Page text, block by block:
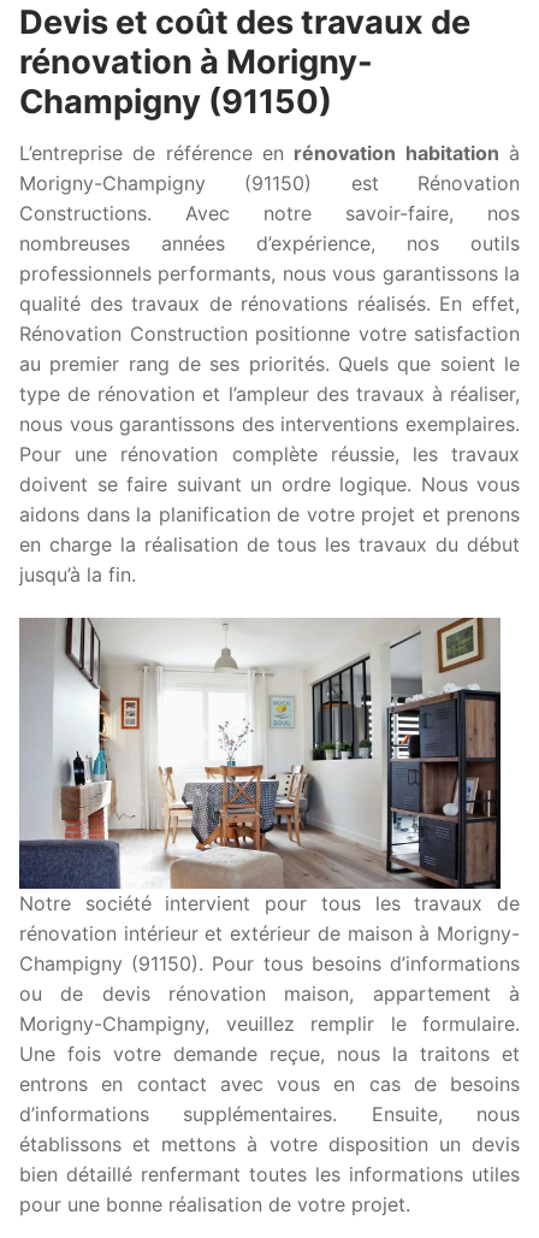
Devis et coût des travaux de
rénovation à Morigny-
Champigny (91150)
L’entreprise de référence en rénovation habitation à
Morigny-Champigny (91150) est Rénovation
Constructions. Avec notre savoir-faire, nos
nombreuses années d’expérience, nos outils
professionnels performants, nous vous garantissons la
qualité des travaux de rénovations réalisés. En effet,
Rénovation Construction positionne votre satisfaction
au premier rang de ses priorités. Quels que soient le
type de rénovation et l’ampleur des travaux à réaliser,
nous vous garantissons des interventions exemplaires.
Pour une rénovation complète réussie, les travaux
doivent se faire suivant un ordre logique. Nous vous
aidons dans la planification de votre projet et prenons
en charge la réalisation de tous les travaux du début
jusqu’à la fin.
Notre société intervient pour tous les travaux de
rénovation intérieur et extérieur de maison à Morigny-
Champigny (91150). Pour tous besoins d’informations
ou de devis rénovation maison, appartement à
Morigny-Champigny, veuillez remplir le formulaire.
Une fois votre demande reçue, nous la traitons et
entrons en contact avec vous en cas de besoins
d’informations supplémentaires. Ensuite, nous
établissons et mettons à votre disposition un devis
bien détaillé renfermant toutes les informations utiles
pour une bonne réalisation de votre projet.